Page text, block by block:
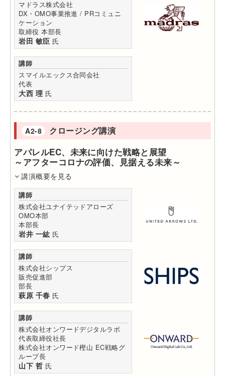
マドラス株式会社
DX・OMO事業推進 / PRコミュニ
ケーション
取締役 本部長
岩田 敏臣 氏
講師
スマイルエックス合同会社
代表
大西 理 氏
A2-8 クロージング講演
アパレルEC、未来に向けた戦略と展望
～アフターコロナの評価、見据える未来～
講演概要を見る
講師
株式会社ユナイテッドアローズ
OMO本部
本部長
岩井 一紘 氏
講師
株式会社シップス
販売促進部
部長
萩原 千春 氏
講師
株式会社オンワードデジタルラボ
代表取締役社長
株式会社オンワード樫山 EC戦略グ
ループ長
山下 哲 氏